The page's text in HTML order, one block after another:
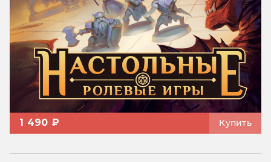
1 490 ₽ Купить